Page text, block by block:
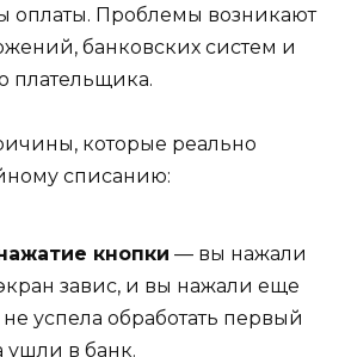
оплаты. Проблемы возникают
банковских систем и
плательщика.
которые реально
списанию:
кнопки — вы нажали
завис, и вы нажали еще
успела обработать первый
ушли в банк.